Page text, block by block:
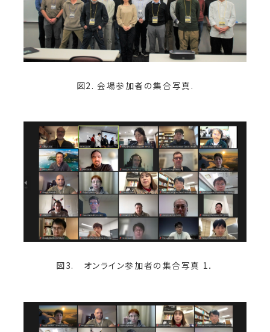
図2. 会場参加者の集合写真.
図3. オンライン参加者の集合写真 1．